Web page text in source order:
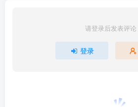
请登录后发表评论
登录